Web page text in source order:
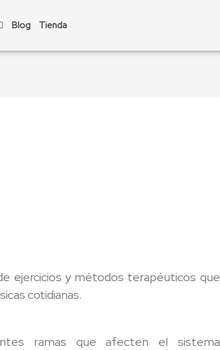
Blog Tienda
ejercicios y métodos terapéuticos que
cotidianas.
ramas que afecten el sistema